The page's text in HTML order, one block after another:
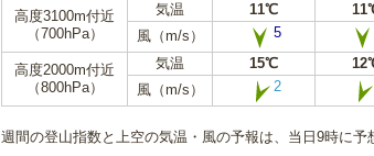
高度3100m付近
（700hPa）
気温 11℃
風（m/s）
5
高度2000m付近
（800hPa）
気温 15℃
風（m/s）
2
週間の登山指数と上空の気温・風の予報は、当日9時に予